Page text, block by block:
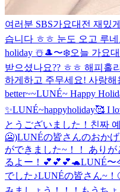
여러분 SBS가요대전 재밌
습니다 ㅎㅎ 눈도 오고 루
holiday ☃️🎩〜❄️오늘 가요
받으셨나요?? ㅎㅎ 해피홀
하게하고 주무세요! 사랑해
better~~LUNÉ~ Happy
✨LUNÉ~happyholiday🥰 I
とうございました！ 친짜
🥶)LUNÉの皆さんのおか
ができました~！！ あり
るよー！💕💕💕🐢LUNÉ〜
でした♪LUNÉの皆さん~！